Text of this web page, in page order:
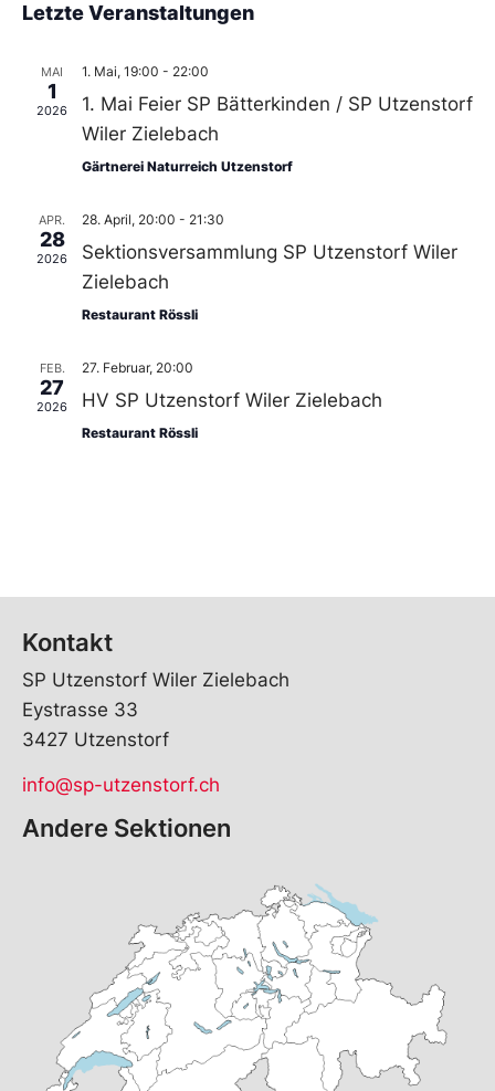
Sie
das
aus.
Letzte Veranstaltungen
MAI
1
2026
1. Mai, 19:00 - 22:00
1. Mai Feier SP Bätterkinden / SP Utzenstorf
Wiler Zielebach
Gärtnerei Naturreich Utzenstorf
APR.
28
2026
28. April, 20:00 - 21:30
Sektionsversammlung SP Utzenstorf Wiler
Zielebach
Restaurant Rössli
FEB.
27
2026
27. Februar, 20:00
HV SP Utzenstorf Wiler Zielebach
Restaurant Rössli
Kontakt
SP Utzenstorf Wiler Zielebach
Eystrasse 33
3427 Utzenstorf
info@sp-utzenstorf.ch
Andere Sektionen